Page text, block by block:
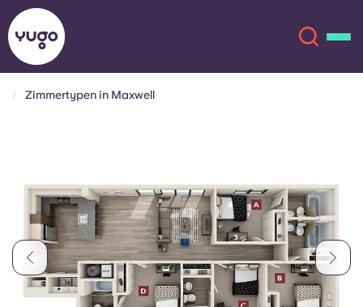
Mehr Chinese Español
Català Deutsch
Italian French
Zimmertypen in Maxwell